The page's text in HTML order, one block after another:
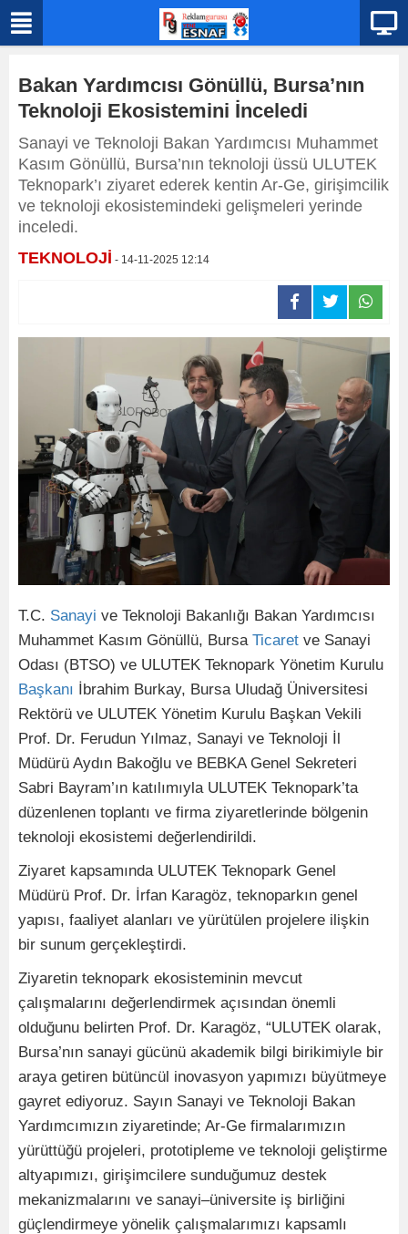
Bakan Yardımcısı Gönüllü, Bursa’nın
Teknoloji Ekosistemini İnceledi
Sanayi ve Teknoloji Bakan Yardımcısı Muhammet
Kasım Gönüllü, Bursa’nın teknoloji üssü ULUTEK
Teknopark’ı ziyaret ederek kentin Ar-Ge, girişimcilik
ve teknoloji ekosistemindeki gelişmeleri yerinde
inceledi.
TEKNOLOJİ - 14-11-2025 12:14
T.C. Sanayi ve Teknoloji Bakanlığı Bakan Yardımcısı
Muhammet Kasım Gönüllü, Bursa Ticaret ve Sanayi
Odası (BTSO) ve ULUTEK Teknopark Yönetim Kurulu
Başkanı İbrahim Burkay, Bursa Uludağ Üniversitesi
Rektörü ve ULUTEK Yönetim Kurulu Başkan Vekili
Prof. Dr. Ferudun Yılmaz, Sanayi ve Teknoloji İl
Müdürü Aydın Bakoğlu ve BEBKA Genel Sekreteri
Sabri Bayram’ın katılımıyla ULUTEK Teknopark’ta
düzenlenen toplantı ve firma ziyaretlerinde bölgenin
teknoloji ekosistemi değerlendirildi.
Ziyaret kapsamında ULUTEK Teknopark Genel
Müdürü Prof. Dr. İrfan Karagöz, teknoparkın genel
yapısı, faaliyet alanları ve yürütülen projelere ilişkin
bir sunum gerçekleştirdi.
Ziyaretin teknopark ekosisteminin mevcut
çalışmalarını değerlendirmek açısından önemli
olduğunu belirten Prof. Dr. Karagöz, “ULUTEK olarak,
Bursa’nın sanayi gücünü akademik bilgi birikimiyle bir
araya getiren bütüncül inovasyon yapımızı büyütmeye
gayret ediyoruz. Sayın Sanayi ve Teknoloji Bakan
Yardımcımızın ziyaretinde; Ar-Ge firmalarımızın
yürüttüğü projeleri, prototipleme ve teknoloji geliştirme
altyapımızı, girişimcilere sunduğumuz destek
mekanizmalarını ve sanayi–üniversite iş birliğini
güçlendirmeye yönelik çalışmalarımızı kapsamlı